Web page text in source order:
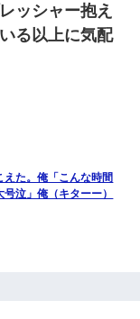
ッシャー抱え
る以上に気配
た。俺「こんな時間
泣」俺（キターー）